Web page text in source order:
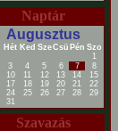
Naptár
Augusztus
Hét Ked SzeCsü Pén Szo
1
3 4 5 6 7
8
10 11 12 13 14
15
17 18 19 20 21
22
24 25 26 27 28
29
31
Szavazás